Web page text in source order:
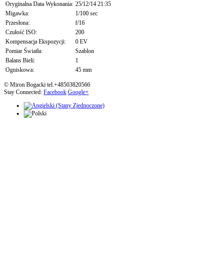
Oryginalna Data Wykonania: 25/12/14 21:35
Migawka:
1/100 sec
Przesłona:
f/16
Czułość ISO:
200
Kompensacja Ekspozycji:
0 EV
Pomiar Światła:
Szablon
Balans Bieli:
1
Ogniskowa:
45 mm
© Miron Bogacki tel.+48503820566
Stay Connected: Facebook Google+